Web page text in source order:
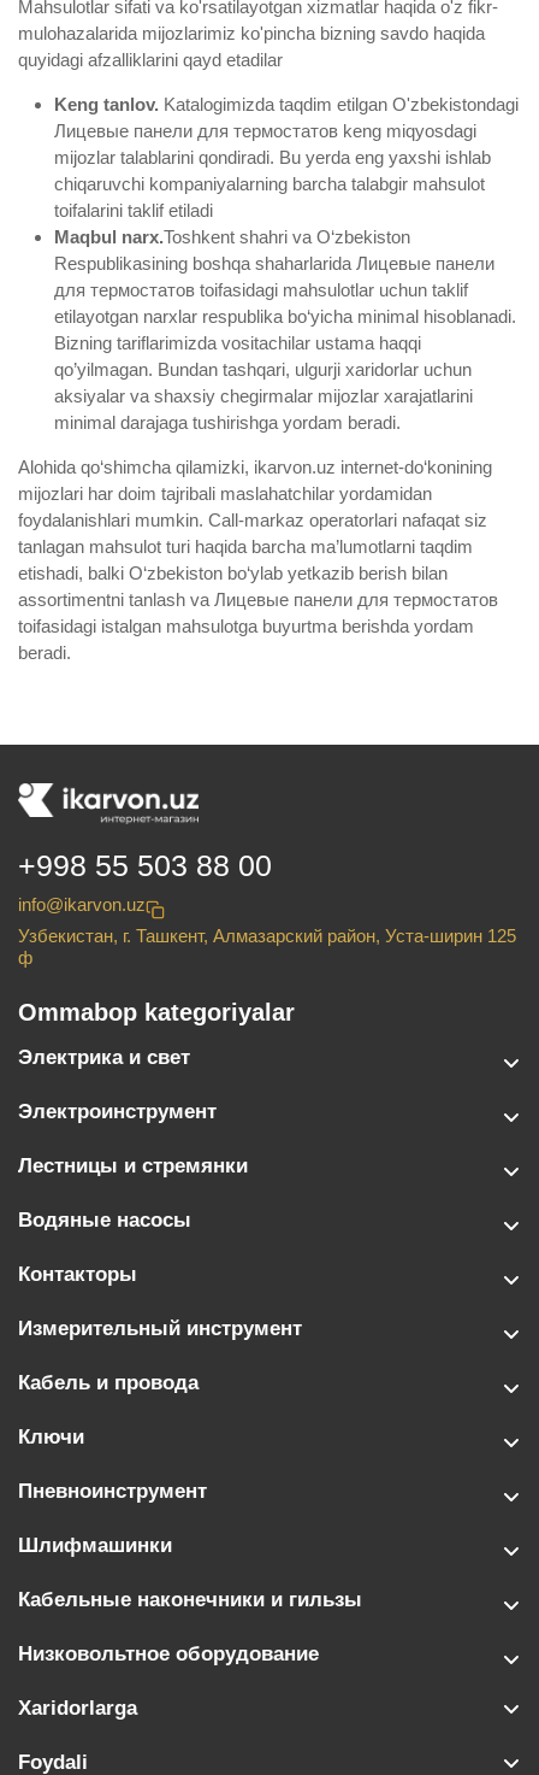
Mahsulotlar sifati va ko'rsatilayotgan xizmatlar haqida o'z fikr-
mulohazalarida mijozlarimiz ko'pincha bizning savdo haqida
quyidagi afzalliklarini qayd etadilar
Keng tanlov. Katalogimizda taqdim etilgan O'zbekistondagi
Лицевые панели для термостатов keng miqyosdagi
mijozlar talablarini qondiradi. Bu yerda eng yaxshi ishlab
chiqaruvchi kompaniyalarning barcha talabgir mahsulot
toifalarini taklif etiladi
Maqbul narx.Toshkent shahri va O‘zbekiston
Respublikasining boshqa shaharlarida Лицевые панели
для термостатов toifasidagi mahsulotlar uchun taklif
etilayotgan narxlar respublika bo‘yicha minimal hisoblanadi.
Bizning tariflarimizda vositachilar ustama haqqi
qo’yilmagan. Bundan tashqari, ulgurji xaridorlar uchun
aksiyalar va shaxsiy chegirmalar mijozlar xarajatlarini
minimal darajaga tushirishga yordam beradi.
Alohida qo‘shimcha qilamizki, ikarvon.uz internet-do‘konining
mijozlari har doim tajribali maslahatchilar yordamidan
foydalanishlari mumkin. Call-markaz operatorlari nafaqat siz
tanlagan mahsulot turi haqida barcha ma’lumotlarni taqdim
etishadi, balki O‘zbekiston bo‘ylab yetkazib berish bilan
assortimentni tanlash va Лицевые панели для термостатов
toifasidagi istalgan mahsulotga buyurtma berishda yordam
beradi.
+998 55 503 88 00
info@ikarvon.uz
Узбекистан, г. Ташкент, Алмазарский район, Уста-ширин 125
ф
Ommabop kategoriyalar
Электрика и свет
Электроинструмент
Лестницы и стремянки
Водяные насосы
Контакторы
Измерительный инструмент
Кабель и провода
Ключи
Пневноинструмент
Шлифмашинки
Кабельные наконечники и гильзы
Низковольтное оборудование
Xaridorlarga
Foydali